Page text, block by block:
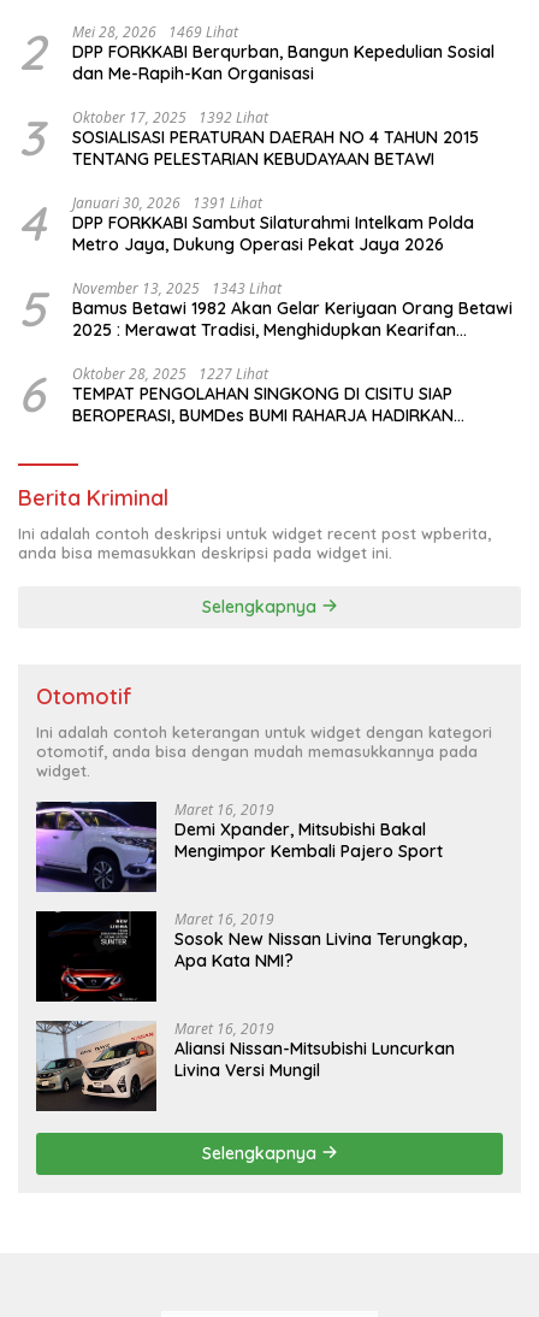
2 Mei 28, 2026 1469 Lihat
DPP FORKKABI Berqurban, Bangun Kepedulian Sosial
dan Me-Rapih-Kan Organisasi
3 Oktober 17, 2025 1392 Lihat
SOSIALISASI PERATURAN DAERAH NO 4 TAHUN 2015
TENTANG PELESTARIAN KEBUDAYAAN BETAWI
4 Januari 30, 2026 1391 Lihat
DPP FORKKABI Sambut Silaturahmi Intelkam Polda
Metro Jaya, Dukung Operasi Pekat Jaya 2026
5 November 13, 2025 1343 Lihat
Bamus Betawi 1982 Akan Gelar Keriyaan Orang Betawi
2025 : Merawat Tradisi, Menghidupkan Kearifan
6 Oktober 28, 2025 1227 Lihat
TEMPAT PENGOLAHAN SINGKONG DI CISITU SIAP
BEROPERASI, BUMDes BUMI RAHARJA HADIRKAN
Berita Kriminal
Ini adalah contoh deskripsi untuk widget recent post wpberita,
anda bisa memasukkan deskripsi pada widget ini.
Selengkapnya
Otomotif
Ini adalah contoh keterangan untuk widget dengan kategori
otomotif, anda bisa dengan mudah memasukkannya pada
widget.
Maret 16, 2019
Demi Xpander, Mitsubishi Bakal
Mengimpor Kembali Pajero Sport
Maret 16, 2019
Sosok New Nissan Livina Terungkap,
Apa Kata NMI?
Maret 16, 2019
Aliansi Nissan-Mitsubishi Luncurkan
Livina Versi Mungil
Selengkapnya